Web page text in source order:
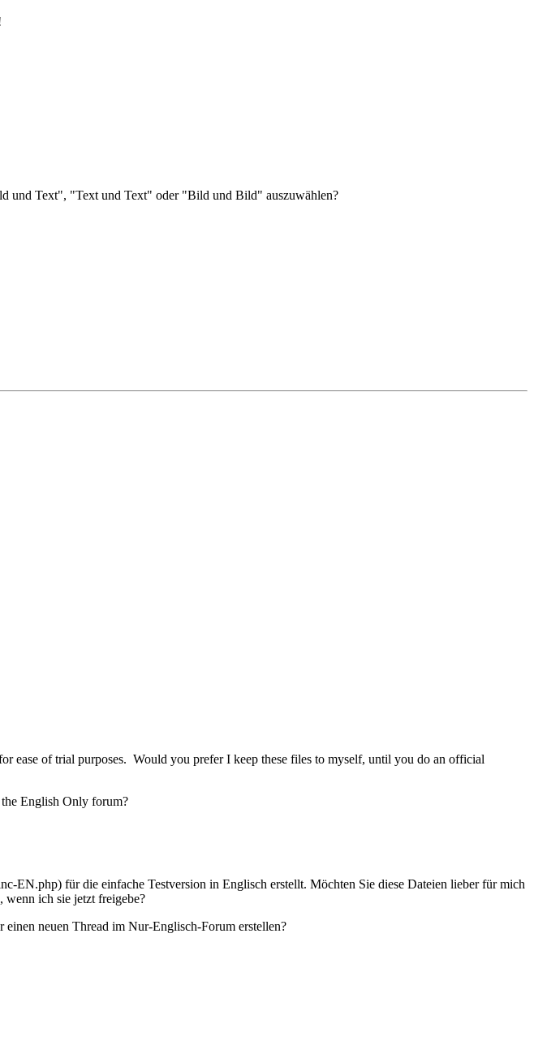
und Text", "Text und Text" oder "Bild und Bild" auszuwählen?
ease of trial purposes. Would you prefer I keep these files to myself, until you do an official
English Only forum?
EN.php) für die einfache Testversion in Englisch erstellt. Möchten Sie diese Dateien lieber für mich
wenn ich sie jetzt freigebe?
einen neuen Thread im Nur-Englisch-Forum erstellen?